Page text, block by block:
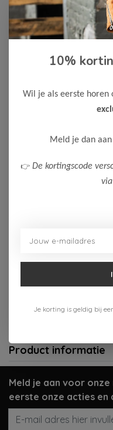
B.Nosy -50%
14,00 27,99
Kleur: Meshmerized AO
Maak een keuze:
Aan
Gratis verzenden
Verzenden 1-3
Product informatie
Meld je aan voor
eerste onze acties en
10%
Wil je als eerste horen
Meld je dan
👉 De kortingscode
Je korting is geldig bij